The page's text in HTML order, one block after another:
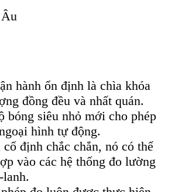
hành ổn định là chìa khóa
đồng đều và nhất quán.
bóng siêu nhỏ mới cho phép
hình tự động.
định chắc chắn, nó có thể
vào các hệ thống đo lường